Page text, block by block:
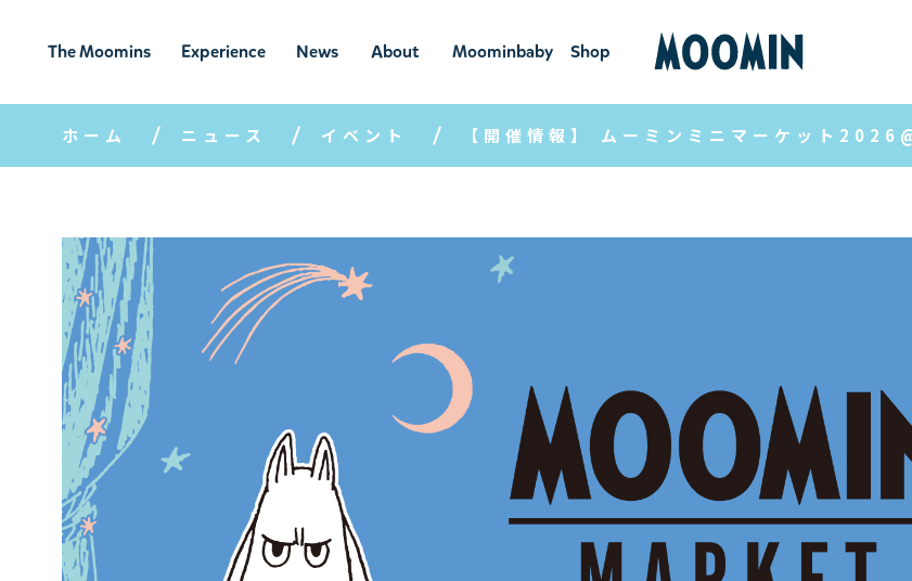
The Moomins
ムーミンの
世界
Experience
ムーミンの世
界を楽しむ
News
ニュ
ース
About
ムーミン
について
Moominbaby
ムーミンベ
ビー
Shop
ショ
ップ
ホーム ニュース イベント 【開催情報】 ムーミンミニマーケット